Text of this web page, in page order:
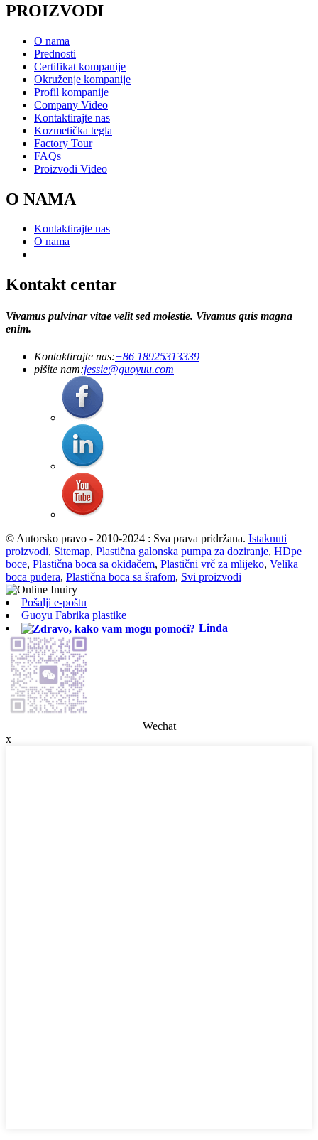
PROIZVODI
O nama
Prednosti
Certifikat kompanije
Okruženje kompanije
Profil kompanije
Company Video
Kontaktirajte nas
Kozmetička tegla
Factory Tour
FAQs
Proizvodi Video
O NAMA
Kontaktirajte nas
O nama
Kontakt centar
Vivamus pulvinar vitae velit sed molestie. Vivamus quis magna
enim.
Kontaktirajte nas:+86 18925313339
pišite nam:jessie@guoyuu.com
© Autorsko pravo - 2010-2024 : Sva prava pridržana. Istaknuti
proizvodi, Sitemap, Plastična galonska pumpa za doziranje, HDpe
boce, Plastična boca sa okidačem, Plastični vrč za mlijeko, Velika
boca pudera, Plastična boca sa šrafom, Svi proizvodi
Pošalji e-poštu
Guoyu Fabrika plastike
Linda
Wechat
x